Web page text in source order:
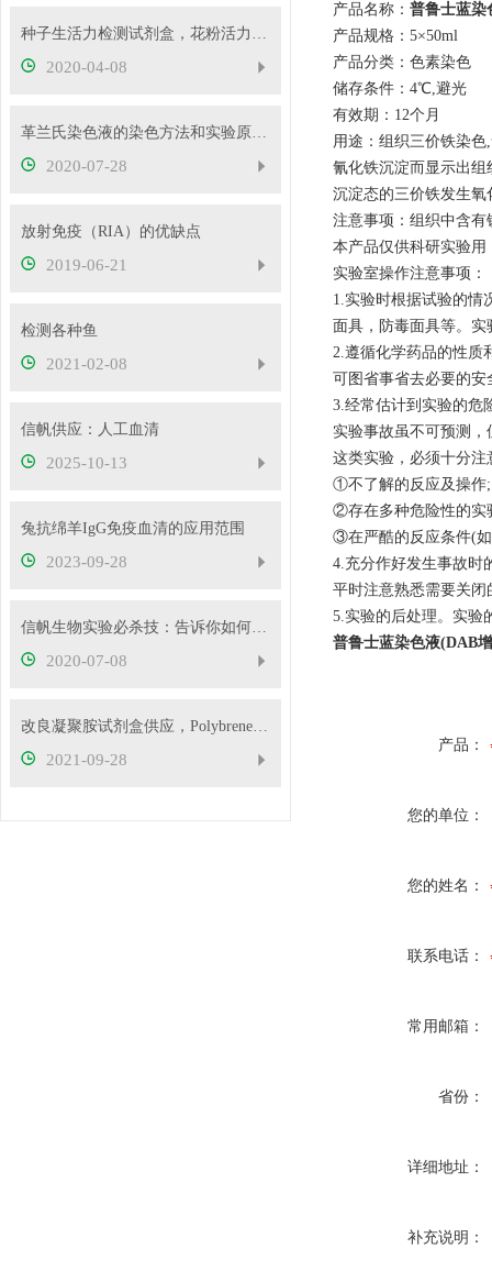
种子生活力检测试剂盒，花粉活力检测试剂盒供应
2020-04-08
革兰氏染色液的染色方法和实验原理您清楚多少？
2020-07-28
放射免疫（RIA）的优缺点
2019-06-21
检测各种鱼
2021-02-08
信帆供应：人工血清
2025-10-13
兔抗绵羊IgG免疫血清的应用范围
2023-09-28
信帆生物实验必杀技：告诉你如何消除系统误差
2020-07-08
改良凝聚胺试剂盒供应，Polybrene试剂盒
2021-09-28
产品名称： 普鲁士蓝染
产品规格：5×50ml
产品分类：色素染色
储存条件：4℃,避光
有效期：12个月
用途：组织三价铁染
氰化铁沉淀而显示出
沉淀态的三价铁发生
注意事项：组织中含
本产品仅供科研实验用
实验室操作注意事项：
1.实验时根据试验的情
面具，防毒面具等。
2.遵循化学药品的性质
可图省事省去必要的安
3.经常估计到实验的危
实验事故虽不可预测
这类实验，必须十分注
①不了解的反应及操作;
②存在多种危险性的实
③在严酷的反应条件(
4.充分作好发生事故时
平时注意熟悉需要关
5.实验的后处理。实验
普鲁士蓝染色液(DAB
产品：
您的单位：
您的姓名：
联系电话：
常用邮箱：
省份：
详细地址：
补充说明：